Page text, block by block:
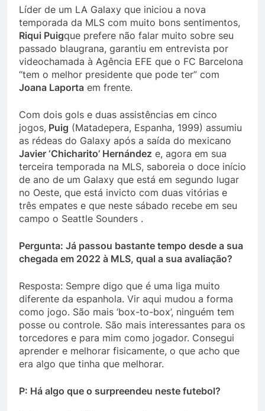
Líder de um LA Galaxy que iniciou a nova
temporada da MLS com muito bons sentimentos,
Riqui Puigque prefere não falar muito sobre seu
passado blaugrana, garantiu em entrevista por
videochamada à Agência EFE que o FC Barcelona
“tem o melhor presidente que pode ter” com
Joana Laporta em frente.
Com dois gols e duas assistências em cinco
jogos, Puig (Matadepera, Espanha, 1999) assumiu
as rédeas do Galaxy após a saída do mexicano
Javier ‘Chicharito’ Hernández e, agora em sua
terceira temporada na MLS, saboreia o doce início
de ano de um Galaxy que está em segundo lugar
no Oeste, que está invicto com duas vitórias e
três empates e que neste sábado recebe em seu
campo o Seattle Sounders .
Pergunta: Já passou bastante tempo desde a sua
chegada em 2022 à MLS, qual a sua avaliação?
Resposta: Sempre digo que é uma liga muito
diferente da espanhola. Vir aqui mudou a forma
como jogo. São mais ‘box-to-box’, ninguém tem
posse ou controle. São mais interessantes para os
torcedores e para mim como jogador. Consegui
aprender e melhorar fisicamente, o que acho que
era algo que tinha que melhorar.
P: Há algo que o surpreendeu neste futebol?